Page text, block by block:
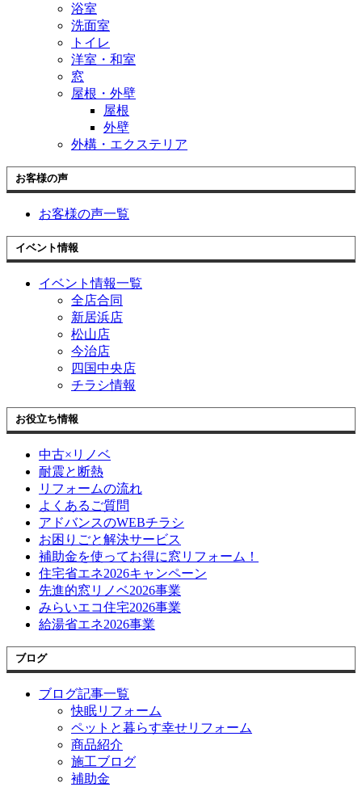
浴室
洗面室
トイレ
洋室・和室
窓
屋根・外壁
屋根
外壁
外構・エクステリア
お客様の声
お客様の声一覧
イベント情報
イベント情報一覧
全店合同
新居浜店
松山店
今治店
四国中央店
チラシ情報
お役立ち情報
中古×リノベ
耐震と断熱
リフォームの流れ
よくあるご質問
アドバンスのWEBチラシ
お困りごと解決サービス
補助金を使ってお得に窓リフォーム！
住宅省エネ2026キャンペーン
先進的窓リノベ2026事業
みらいエコ住宅2026事業
給湯省エネ2026事業
ブログ
ブログ記事一覧
快眠リフォーム
ペットと暮らす幸せリフォーム
商品紹介
施工ブログ
補助金